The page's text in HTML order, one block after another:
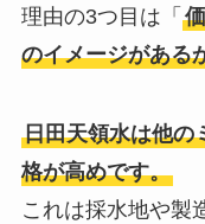
理由の3つ目は「
のイメージがある
日田天領水は他の
格が高めです。
これは採水地や製